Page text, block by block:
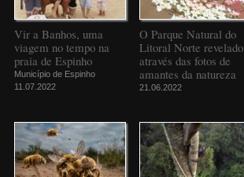
Vir a Banhos, uma
viagem no tempo na
praia de Espinho
Município de Espinho
11.07.2022
O Parque Natural do
Litoral Norte revelado
através das fotos de
amantes da natureza
21.06.2022